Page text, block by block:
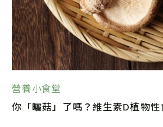
營養小食堂
你「曬菇」了嗎？維生素D植物性